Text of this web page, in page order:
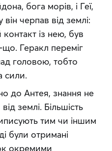
бога морів, і Геї,
черпав від землі:
із нею, був
Геракл переміг
головою, тобто
сили.
до Антея, знання не
землі. Більшість
тим чи іншим
були отримані
окремими